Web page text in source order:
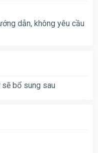
dẫn, không yêu cầu
bổ sung sau